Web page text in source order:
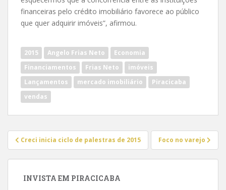
financeiras pelo crédito imobiliário favorece ao público
que quer adquirir imóveis”, afirmou.
2015 Angelo Frias Neto
Economia
Financiamentos
Frias Neto
imóveis
Lançamentos
mercado imobiliário
Piracicaba
vendas
Navegação
de
Post
Creci inicia ciclo de palestras de 2015 Foco no varejo
INVISTA EM PIRACICABA